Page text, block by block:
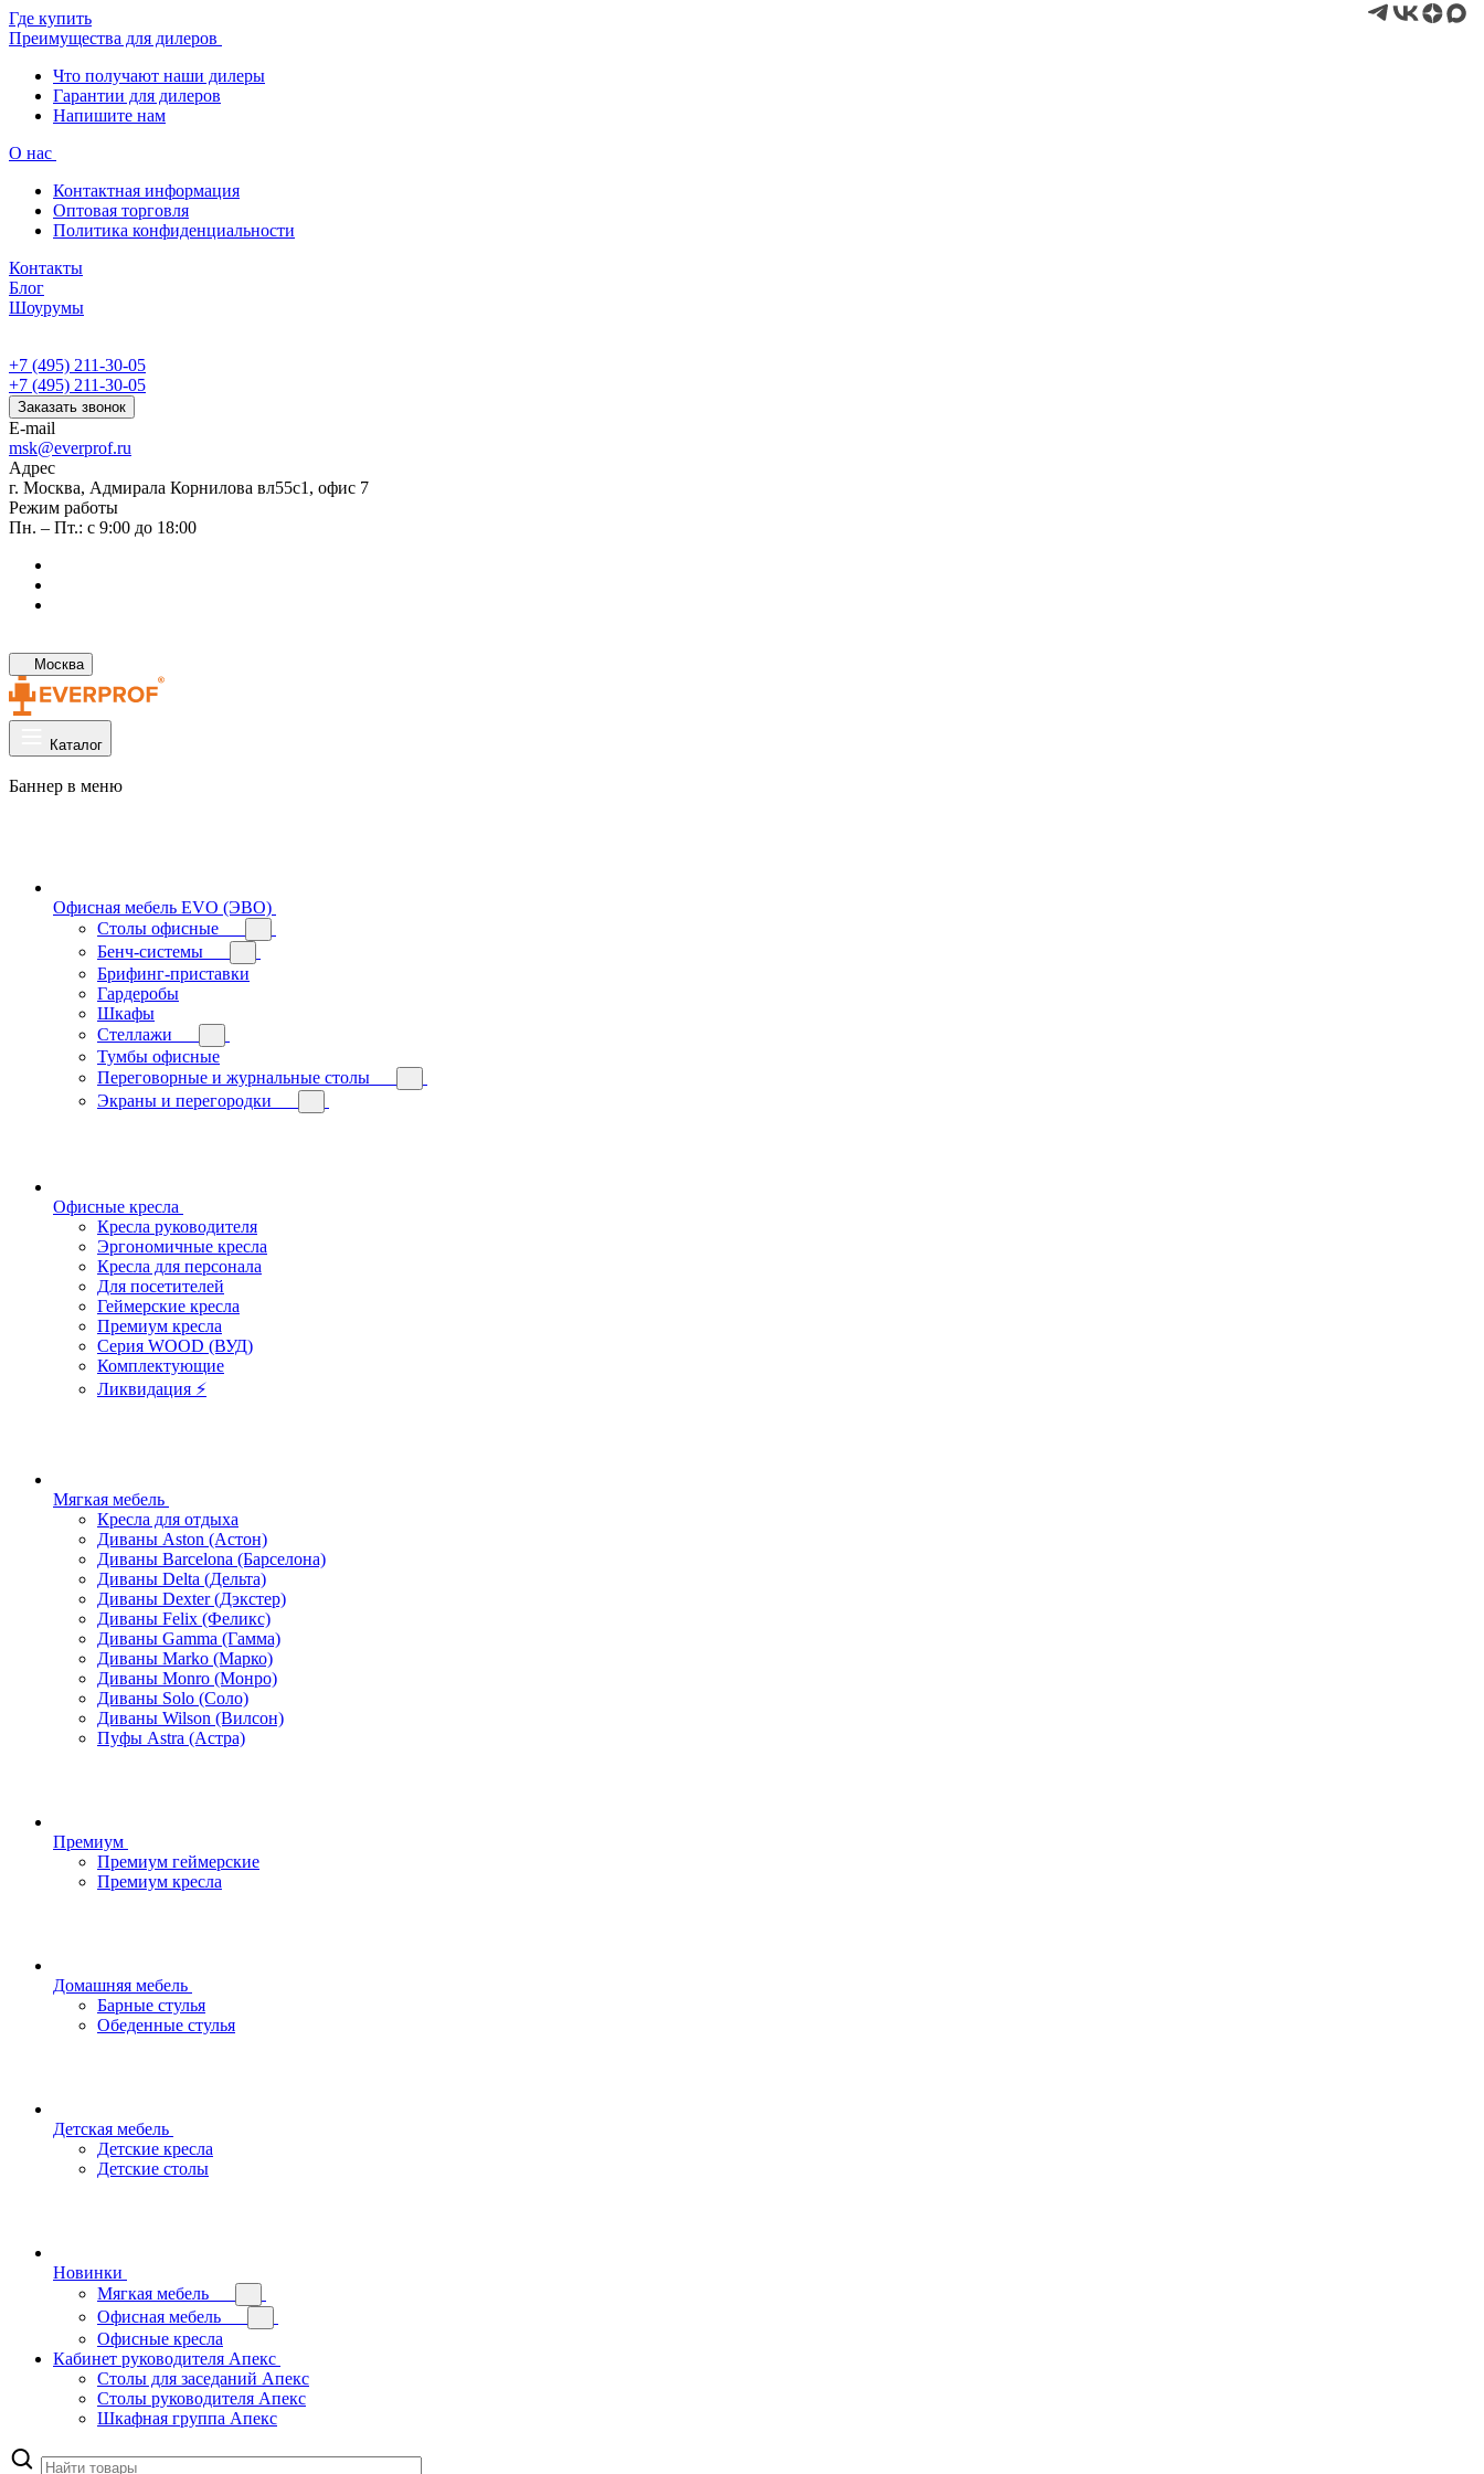
Где купить
Преимущества для дилеров
Что получают наши дилеры
Гарантии для дилеров
Напишите нам
О нас
Контактная информация
Оптовая торговля
Политика конфиденциальности
Контакты
Блог
Шоурумы
+7 (495) 211-30-05
+7 (495) 211-30-05
Заказать звонок
E-mail
msk@everprof.ru
Адрес
г. Москва, Адмирала Корнилова вл55с1, офис 7
Режим работы
Пн. – Пт.: с 9:00 до 18:00
Москва
Каталог
Баннер в меню
Офисная мебель EVO (ЭВО)
Cтолы офисные
Бенч-системы
Брифинг-приставки
Гардеробы
Шкафы
Стеллажи
Тумбы офисные
Переговорные и журнальные столы
Экраны и перегородки
Офисные кресла
Кресла руководителя
Эргономичные кресла
Кресла для персонала
Для посетителей
Геймерские кресла
Премиум кресла
Серия WOOD (ВУД)
Комплектующие
Ликвидация ⚡
Мягкая мебель
Кресла для отдыха
Диваны Aston (Астон)
Диваны Barcelona (Барселона)
Диваны Delta (Дельта)
Диваны Dexter (Дэкстер)
Диваны Felix (Феликс)
Диваны Gamma (Гамма)
Диваны Marko (Марко)
Диваны Monro (Монро)
Диваны Solo (Соло)
Диваны Wilson (Вилсон)
Пуфы Astra (Астра)
Премиум
Премиум геймерские
Премиум кресла
Домашняя мебель
Барные стулья
Обеденные стулья
Детская мебель
Детские кресла
Детские столы
Новинки
Мягкая мебель
Офисная мебель
Офисные кресла
Кабинет руководителя Апекс
Столы для заседаний Апекс
Столы руководителя Апекс
Шкафная группа Апекс